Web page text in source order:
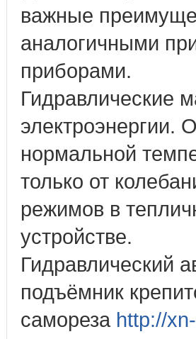
важные
аналогичными
приборами.
Гидравлические
электроэнергии.
нормальной
только от
режимов в
устройстве.
Гидравлический
подъёмник
самореза http://